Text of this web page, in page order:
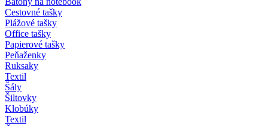
Cestovné tašky
Plážové tašky
Office tašky
Papierové tašky
Peňaženky
Ruksaky
Textil
Šály
Šiltovky
Klobúky
Textil